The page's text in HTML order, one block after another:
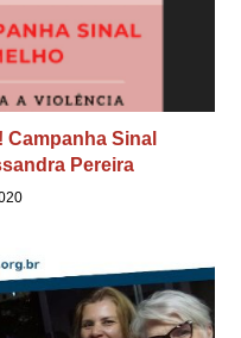
Sinal
Pereira